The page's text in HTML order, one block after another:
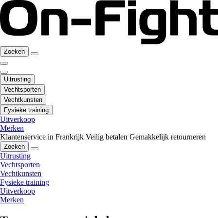
Zoeken
Uitrusting
Vechtsporten
Vechtkunsten
Fysieke training
Uitverkoop
Merken
Klantenservice in Frankrijk Veilig betalen Gemakkelijk retourneren
Zoeken
Uitrusting
Vechtsporten
Vechtkunsten
Fysieke training
Uitverkoop
Merken